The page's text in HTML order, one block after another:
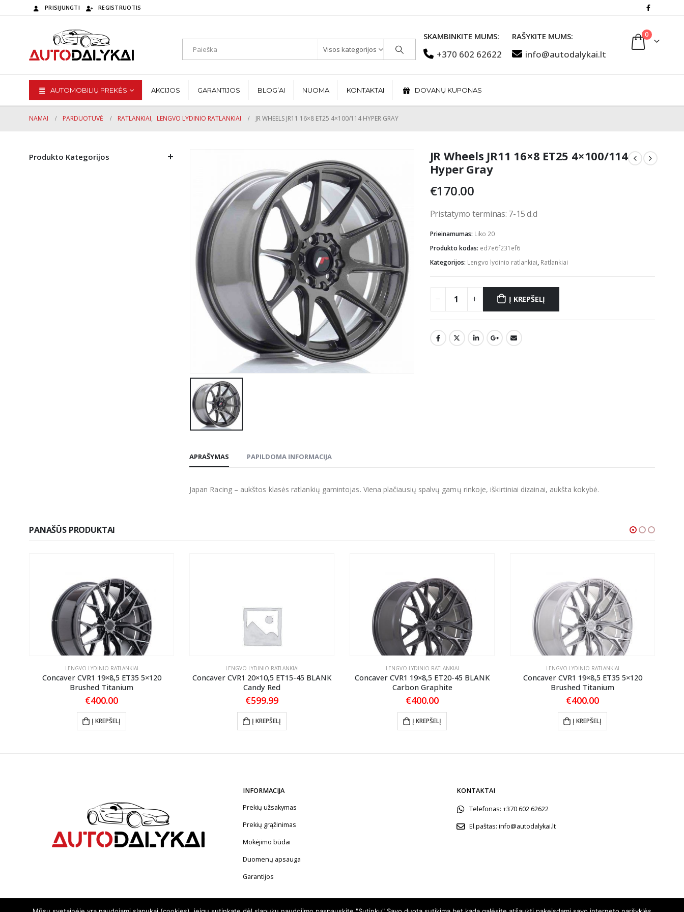
PRISIJUNGTI REGISTRUOTIS
Visos kategorijos
SKAMBINKITE MUMS:
+370 602 62622
RAŠYKITE MUMS:
info@autodalykai.lt
0
AUTOMOBILIŲ PREKĖS AKCIJOS GARANTIJOS BLOG’AI NUOMA KONTAKTAI DOVANŲ KUPONAS
NAMAI PARDUOTUVĖ RATLANKIAI, LENGVO LYDINIO RATLANKIAI JR WHEELS JR11 16×8 ET25 4×100/114 HYPER GRAY
JR Wheels JR11 16×8 ET25 4×100/114
Hyper Gray
€170.00
Pristatymo terminas: 7-15 d.d
Prieinamumas: Liko 20
Produkto kodas: ed7e6f231ef6
Kategorijos: Lengvo lydinio ratlankiai, Ratlankiai
Į KREPŠELĮ
APRAŠYMAS PAPILDOMA INFORMACIJA
Japan Racing – aukštos klasės ratlankių gamintojas. Viena plačiausių spalvų gamų rinkoje, iškirtiniai dizainai, aukšta kokybė.
Produkto Kategorijos
PANAŠŪS PRODUKTAI
LENGVO LYDINIO RATLANKIAI
Concaver CVR1 19×8,5 ET35 5×120
Brushed Titanium
€400.00
Į KREPŠELĮ
LENGVO LYDINIO RATLANKIAI
Concaver CVR1 20×10,5 ET15-45 BLANK
Candy Red
€599.99
Į KREPŠELĮ
LENGVO LYDINIO RATLANKIAI
Concaver CVR1 19×8,5 ET20-45 BLANK
Carbon Graphite
€400.00
Į KREPŠELĮ
LENGVO LYDINIO RATLANKIAI
Concaver CVR1 19×8,5 ET35 5×120
Brushed Titanium
€400.00
Į KREPŠELĮ
INFORMACIJA
Prekių užsakymas
Prekių grąžinimas
Mokėjimo būdai
Duomenų apsauga
Garantijos
KONTAKTAI
Telefonas: +370 602 62622
El.paštas: info@autodalykai.lt